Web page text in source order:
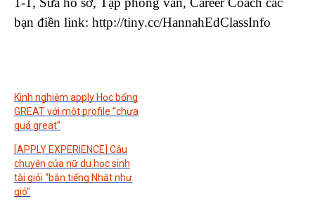
bạn điền link: http://tiny.cc/HannahEdClassInfo
Kinh nghiệm apply Học bổng
GREAT với một profile “chưa
quá great”
[APPLY EXPERIENCE] Câu
chuyện của nữ du học sinh
tài giỏi “bắn tiếng Nhật như
gió”